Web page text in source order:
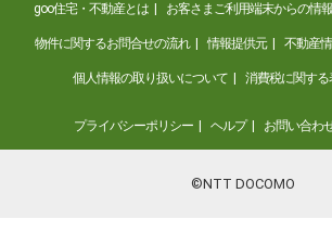
goo住宅・不動産とは お客さまご利用端末からの情
物件に関するお問合せの流れ 情報提供元 不動産
個人情報の取り扱いについて 消費税に関す
プライバシーポリシー ヘルプ お問い合わ
©NTT DOCOMO